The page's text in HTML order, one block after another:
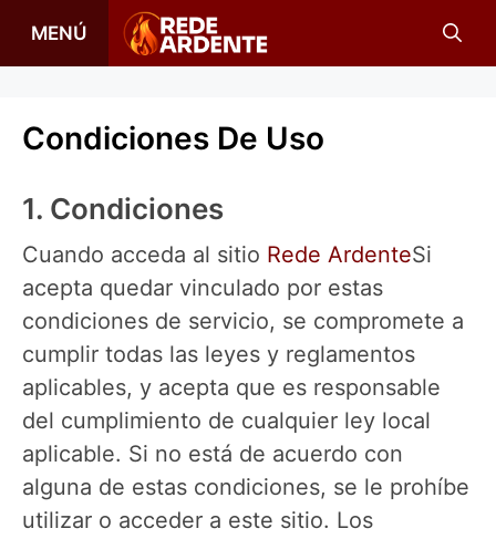
MENÚ
Condiciones De Uso
1. Condiciones
Cuando acceda al sitio Rede ArdenteSi
acepta quedar vinculado por estas
condiciones de servicio, se compromete a
cumplir todas las leyes y reglamentos
aplicables, y acepta que es responsable
del cumplimiento de cualquier ley local
aplicable. Si no está de acuerdo con
alguna de estas condiciones, se le prohíbe
utilizar o acceder a este sitio. Los